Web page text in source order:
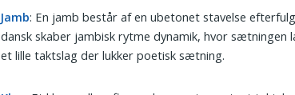
Jamb: En jamb består af en ubetonet stavelse
dansk skaber jambisk rytme dynamik, hvor
et lille taktslag der lukker poetisk sætning.